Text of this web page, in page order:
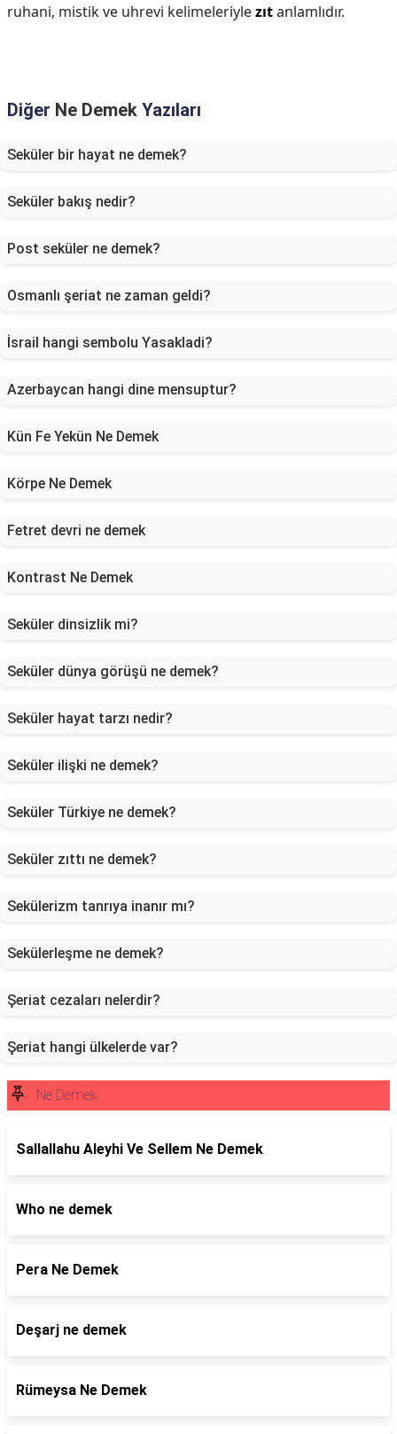
ruhani, mistik ve uhrevi kelimeleriylezıtanlamlıdır.
Diğer Ne Demek Yazıları
Seküler bir hayat ne demek?
Seküler bakış nedir?
Post seküler ne demek?
Osmanlı şeriat ne zaman geldi?
İsrail hangi sembolu Yasakladi?
Azerbaycan hangi dine mensuptur?
Kün Fe Yekün Ne Demek
Körpe Ne Demek
Fetret devri ne demek
Kontrast Ne Demek
Seküler dinsizlik mi?
Seküler dünya görüşü ne demek?
Seküler hayat tarzı nedir?
Seküler ilişki ne demek?
Seküler Türkiye ne demek?
Seküler zıttı ne demek?
Sekülerizm tanrıya inanır mı?
Sekülerleşme ne demek?
Şeriat cezaları nelerdir?
Şeriat hangi ülkelerde var?
Ne Demek
Sallallahu Aleyhi Ve Sellem Ne Demek
Who ne demek
Pera Ne Demek
Deşarj ne demek
Rümeysa Ne Demek